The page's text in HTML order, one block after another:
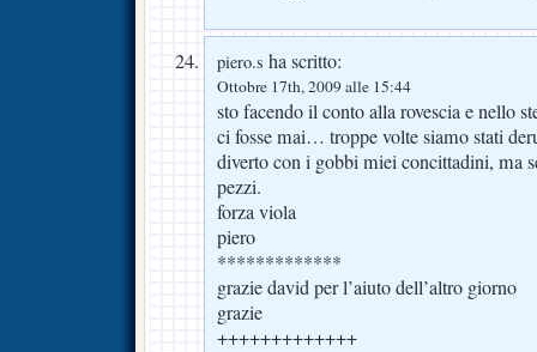
piero.s ha scritto:
Ottobre 17th, 2009 alle 15:44
sto facendo il conto alla rovescia e nello
ci fosse mai… troppe volte siamo stati
diverto con i gobbi miei concittadini, ma
pezzi.
forza viola
piero
*************
grazie david per l’aiuto dell’altro giorno
grazie
+++++++++++++